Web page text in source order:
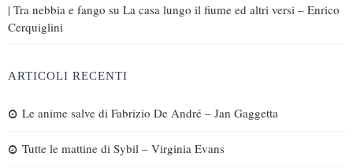
| Tra nebbia e fango su La casa lungo il fiume ed altri versi – Enrico
Cerquiglini
ARTICOLI RECENTI
Le anime salve di Fabrizio De André – Jan Gaggetta
Tutte le mattine di Sybil – Virginia Evans